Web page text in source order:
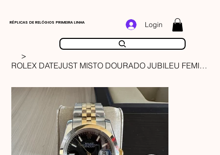
RÉPLICAS DE RELÓGIOS PRIMEIRA LINHA Login
>
ROLEX DATEJUST MISTO DOURADO JUBILEU FEMININO 36MM